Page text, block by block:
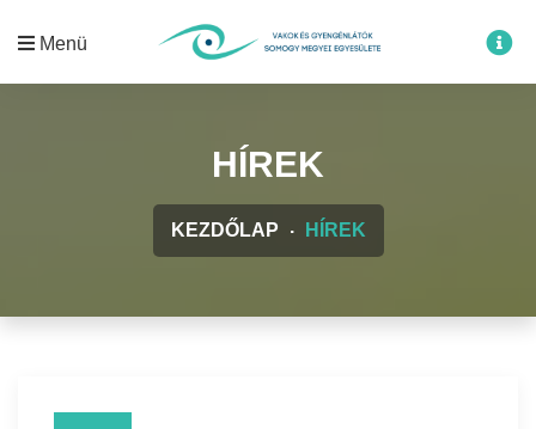
Menü
HÍREK
KEZDŐLAP HÍREK